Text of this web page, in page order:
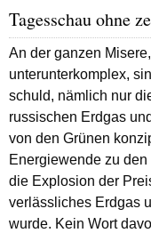
Tagesschau ohne
An der ganzen
unterunterkomplex,
schuld, nämlich nur
russischen Erdgas
von den Grünen
Energiewende zu
die Explosion der
verlässliches Erdgas
wurde. Kein Wort